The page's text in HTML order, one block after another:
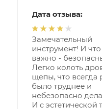
Дата отзыва:
Замечательный
инструмент! И
важно -
Легко колоть
щепы, что всегда
было труднее и
небезопасно
И с эстетической